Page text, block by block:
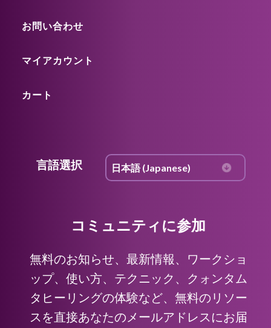
お問い合わせ
マイアカウント
カート
言語選択
コミュニティに参加
無料のお知らせ、最新情報、ワークショ
ップ、使い方、テクニック、クォンタム
タヒーリングの体験など、無料のリソー
スを直接あなたのメールアドレスにお届